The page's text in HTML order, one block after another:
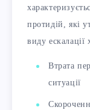
протидій, які
виду ескалації
Втрата
ситуації